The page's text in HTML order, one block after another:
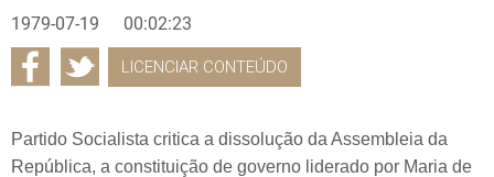
1979-07-19 00:02:23
LICENCIAR CONTEÚDO
Partido Socialista critica a dissolução da Assembleia da
República, a constituição de governo liderado por Maria de